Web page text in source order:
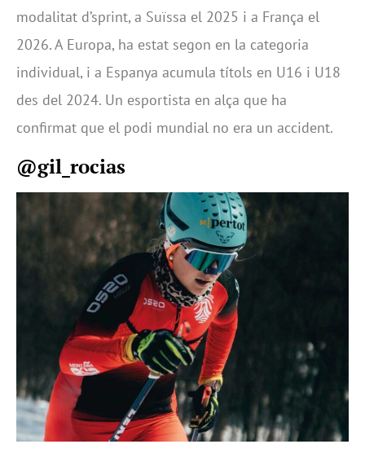
modalitat d’sprint, a Suïssa el 2025 i a França el
2026. A Europa, ha estat segon en la categoria
individual, i a Espanya acumula títols en U16 i U18
des del 2024. Un esportista en alça que ha
confirmat que el podi mundial no era un accident.
@gil_rocias